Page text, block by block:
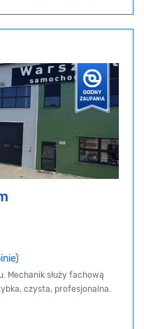
Mechanik służy fachową
czysta, profesjonalna.